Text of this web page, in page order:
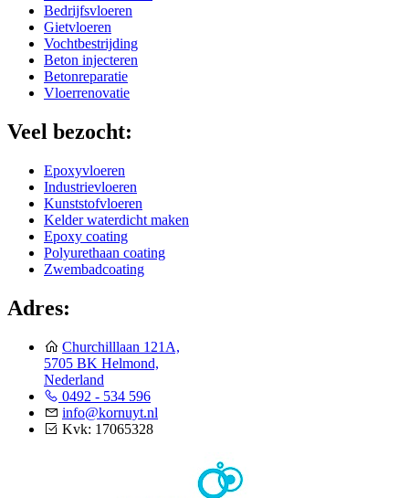
Bedrijfsvloeren
Gietvloeren
Vochtbestrijding
Beton injecteren
Betonreparatie
Vloerrenovatie
Veel bezocht:
Epoxyvloeren
Industrievloeren
Kunststofvloeren
Kelder waterdicht maken
Epoxy coating
Polyurethaan coating
Zwembadcoating
Adres:
Churchilllaan 121A,
5705 BK Helmond,
Nederland
0492 - 534 596
info@kornuyt.nl
Kvk: 17065328